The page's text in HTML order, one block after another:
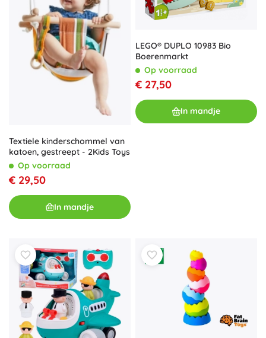
Textiele kinderschommel van
katoen, gestreept - 2Kids Toys
Op voorraad
€ 29,50
In mandje
LEGO® DUPLO 10983 Bio
Boerenmarkt
Op voorraad
€ 27,50
In mandje